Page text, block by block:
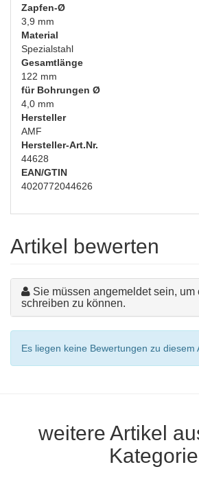
Zapfen-Ø
3,9 mm
Material
Spezialstahl
Gesamtlänge
122 mm
für Bohrungen Ø
4,0 mm
Hersteller
AMF
Hersteller-Art.Nr.
44628
EAN/GTIN
4020772044626
Artikel bewerten
Sie müssen angemeldet sein, um
schreiben zu können.
Es liegen keine Bewertungen zu diesem
weitere Artikel
Kategorie